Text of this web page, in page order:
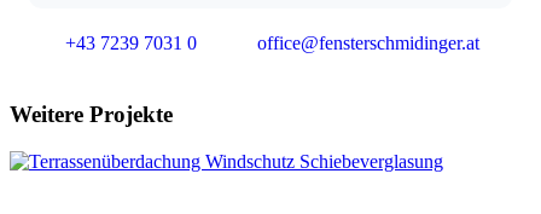
+43 7239 7031 0 office@fensterschmidinger.at
Weitere Projekte